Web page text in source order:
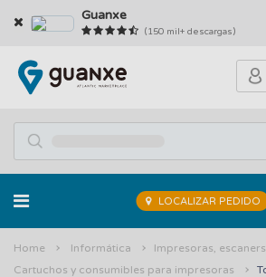
Guanxe
(150 mil+ descargas)
LOCALIZAR PEDIDO
Home Informática
Impresoras,
Cartuchos y consumibles para impresoras